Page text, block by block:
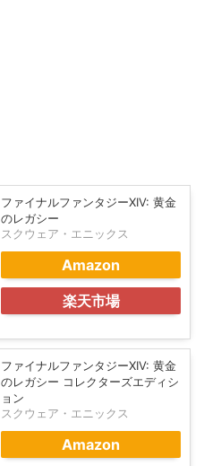
ファイナルファンタジーXIV: 黄金
のレガシー
スクウェア・エニックス
Amazon
楽天市場
ファイナルファンタジーXIV: 黄金
のレガシー コレクターズエディシ
ョン
スクウェア・エニックス
Amazon